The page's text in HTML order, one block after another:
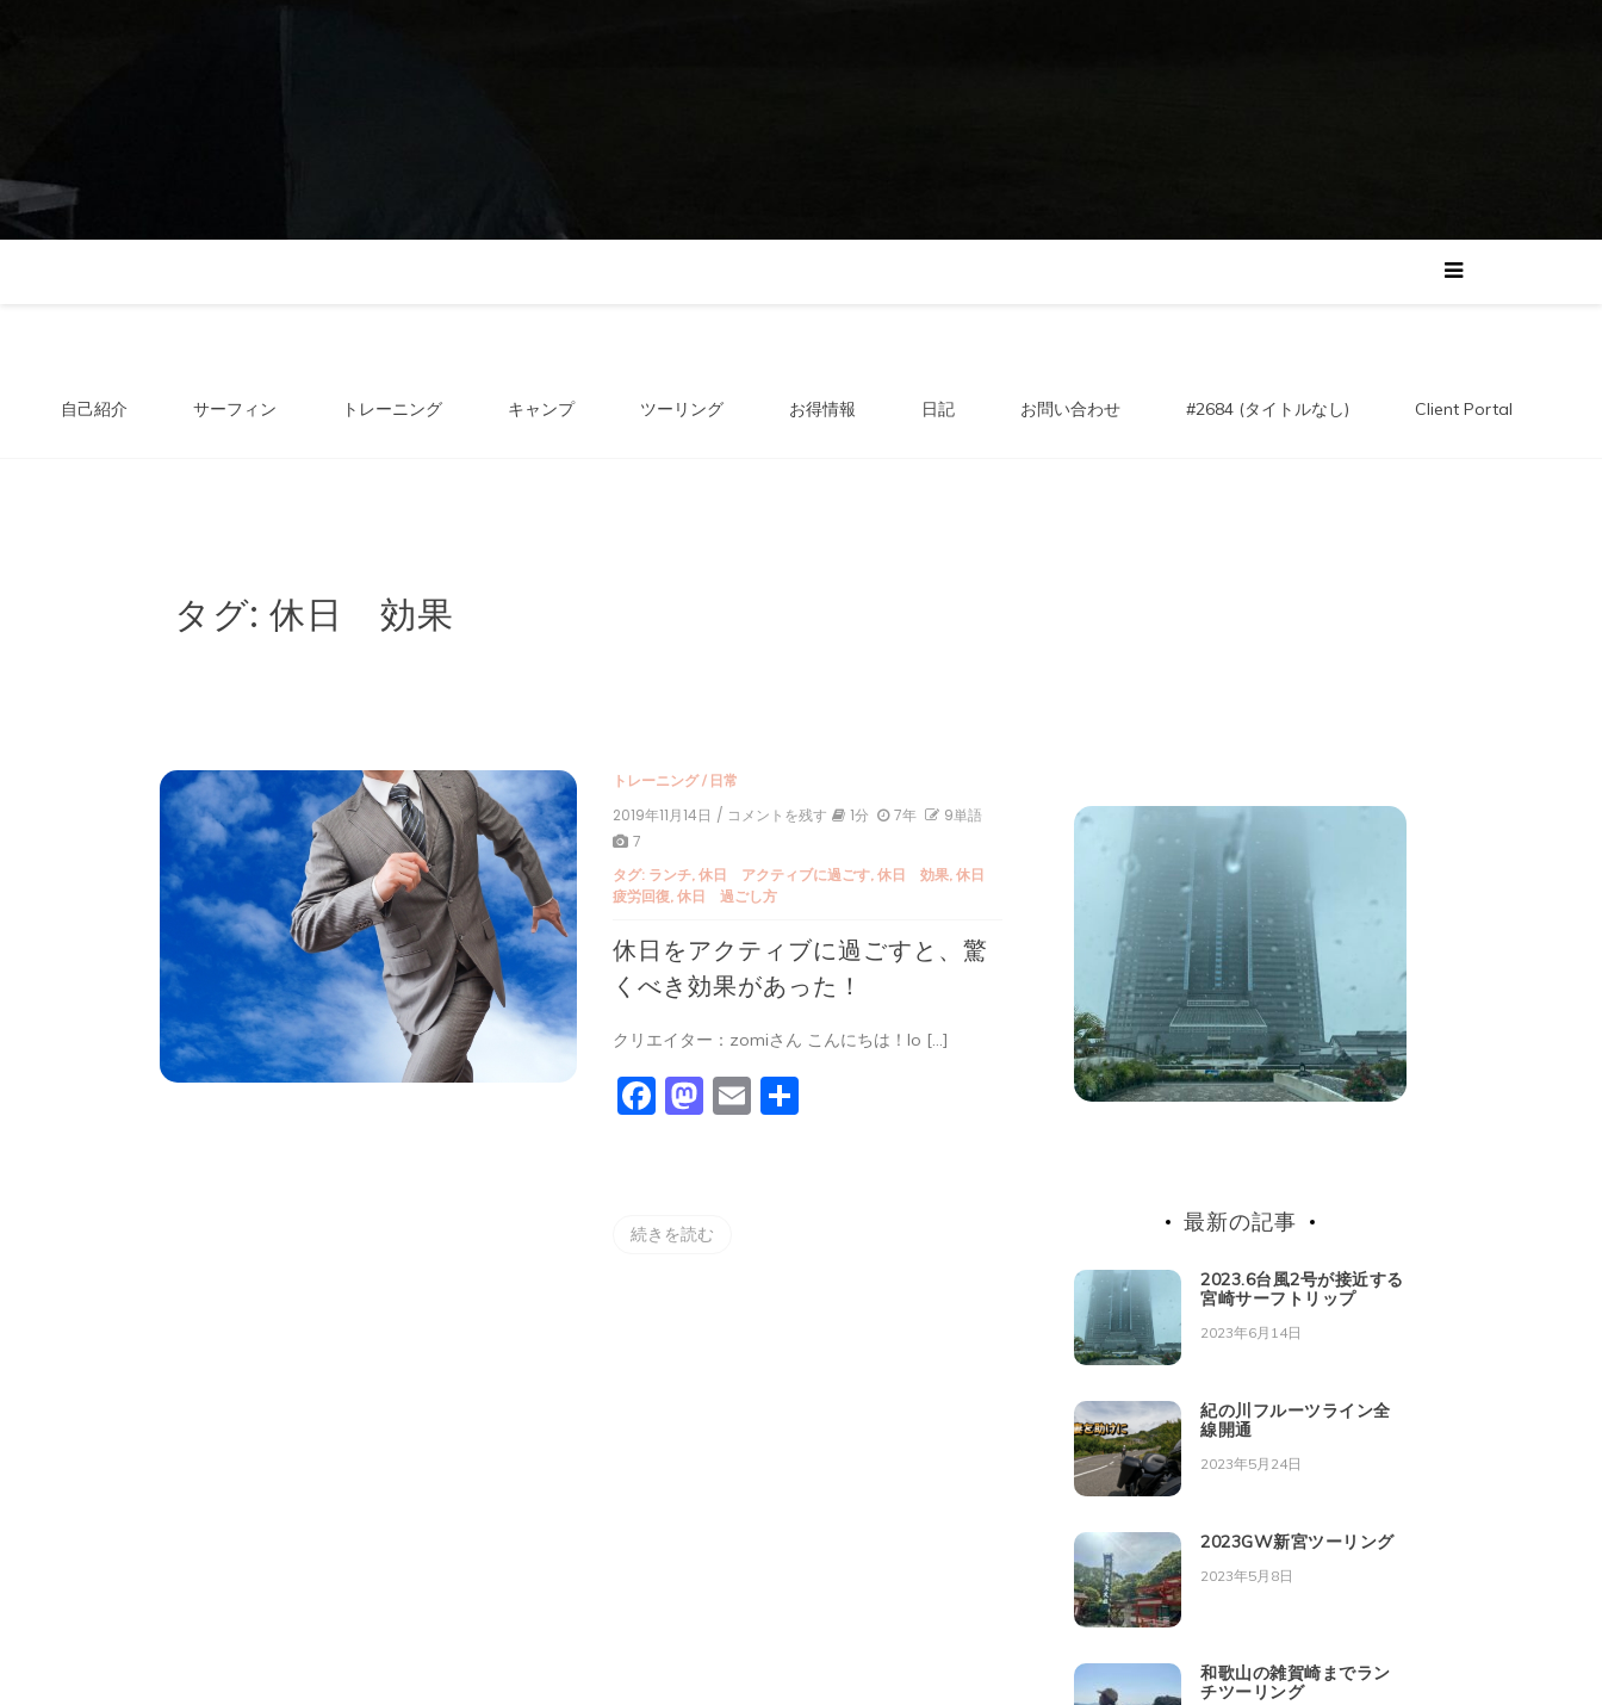
自己紹介 サーフィン トレーニング キャンプ ツーリング お得情報 日記 お問い合わせ #2684 (タイトルなし) Client Portal
タグ:休日 効果
トレーニング/ 日常
2019年11月14日 / コメントを残す on
を
テ
ィ
ブ
過
ご
1分 7年
9単語
7
タグ: ランチ,休日 アクティブに過ごす,休日 効果,休日
疲労回復,休日 過ごし方
休日をアクティブに過ごすと、驚
くべき効果があった！
クリエイター：zomiさん こんにちは！lo […]
Facebook
Mastodon
Email
続きを読む 最新の記事
2023.6台風2号が接近する
宮崎サーフトリップ
2023年6月14日
紀の川フルーツライン全
線開通
2023年5月24日
2023GW新宮ツーリング
2023年5月8日
和歌山の雑賀崎までラン
チツーリング